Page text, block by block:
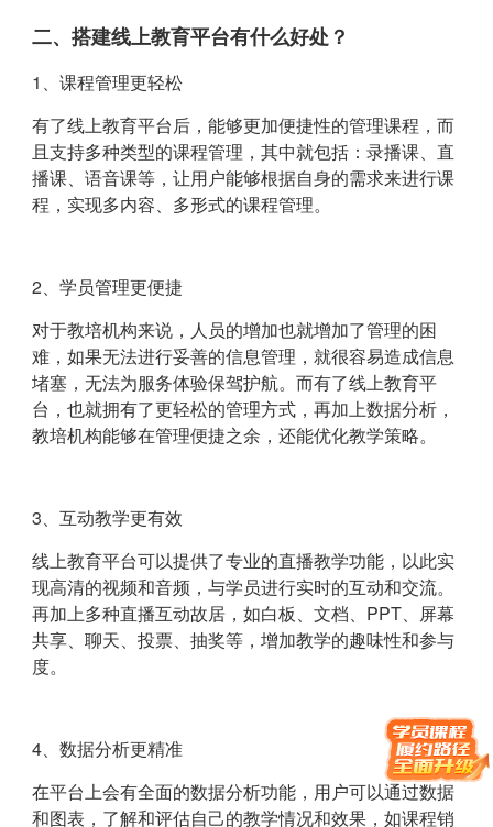
二、搭建线上教育平台有什么好处？
1、课程管理更轻松
有了线上教育平台后，能够更加便捷性的管理课程，而
且支持多种类型的课程管理，其中就包括：录播课、直
播课、语音课等，让用户能够根据自身的需求来进行课
程，实现多内容、多形式的课程管理。
2、学员管理更便捷
对于教培机构来说，人员的增加也就增加了管理的困
难，如果无法进行妥善的信息管理，就很容易造成信息
堵塞，无法为服务体验保驾护航。而有了线上教育平
台，也就拥有了更轻松的管理方式，再加上数据分析，
教培机构能够在管理便捷之余，还能优化教学策略。
3、互动教学更有效
线上教育平台可以提供了专业的直播教学功能，以此实
现高清的视频和音频，与学员进行实时的互动和交流。
再加上多种直播互动故居，如白板、文档、PPT、屏幕
共享、聊天、投票、抽奖等，增加教学的趣味性和参与
度。
4、数据分析更精准
在平台上会有全面的数据分析功能，用户可以通过数据
和图表，了解和评估自己的教学情况和效果，如课程销